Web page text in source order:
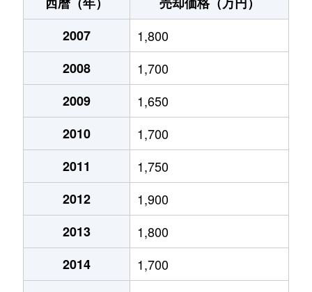
伊孑志
1,700万円
梅野町
4,300万円
梅野町
2,000万円
梅野町
1,300万円
梅野町
5,400万円
1,400万円
1,100万円
2,900万円
2007
1,800
2008
1,700
2009
1,650
2010
1,700
2011
1,750
2012
1,900
2013
1,800
2014
1,700